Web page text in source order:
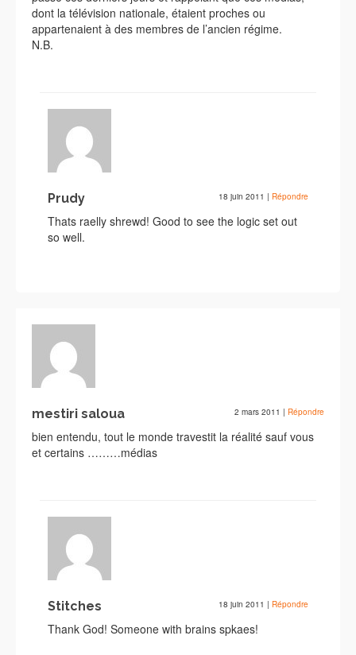
dont la télévision nationale, étaient proches ou
appartenaient à des membres de l’ancien régime.
N.B.
Prudy 18 juin 2011 | Répondre
Thats raelly shrewd! Good to see the logic set out
so well.
mestiri saloua 2 mars 2011 | Répondre
bien entendu, tout le monde travestit la réalité sauf vous
et certains ………médias
Stitches 18 juin 2011 | Répondre
Thank God! Someone with brains spkaes!